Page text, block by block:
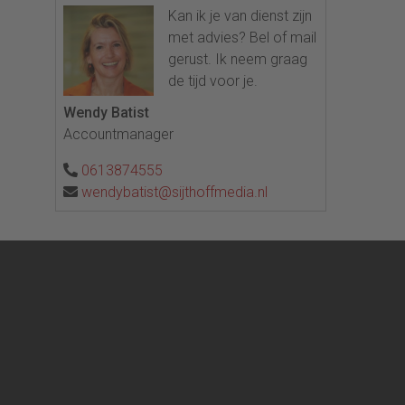
Kan ik je van dienst zijn
met advies? Bel of mail
gerust. Ik neem graag
de tijd voor je.
Wendy Batist
Accountmanager
0613874555
wendybatist@sijthoffmedia.nl